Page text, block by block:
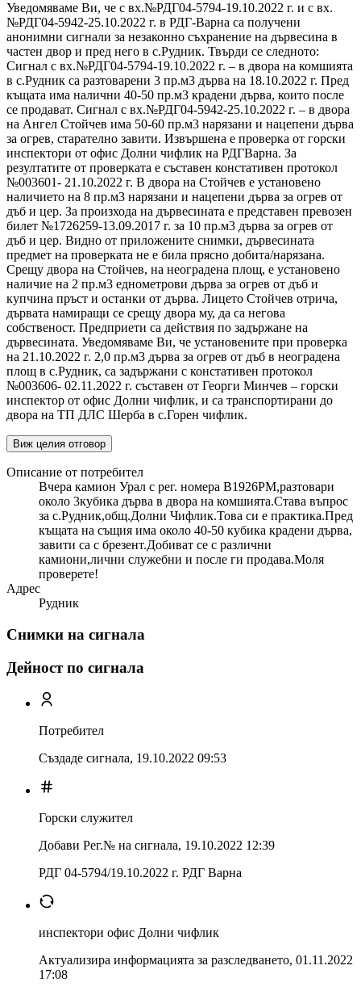
Уведомяваме Ви, че с вх.№РДГ04-5794-19.10.2022 г. и с вх.
№РДГ04-5942-25.10.2022 г. в РДГ-Варна са получени
анонимни сигнали за незаконно съхранение на дървесина в
частен двор и пред него в с.Рудник. Твърди се следното:
Сигнал с вх.№РДГ04-5794-19.10.2022 г. – в двора на комшията
в с.Рудник са разтоварени 3 пр.м3 дърва на 18.10.2022 г. Пред
къщата има налични 40-50 пр.м3 крадени дърва, които после
се продават. Сигнал с вх.№РДГ04-5942-25.10.2022 г. – в двора
на Ангел Стойчев има 50-60 пр.м3 нарязани и нацепени дърва
за огрев, старателно завити. Извършена е проверка от горски
инспектори от офис Долни чифлик на РДГВарна. За
резултатите от проверката е съставен констативен протокол
№003601- 21.10.2022 г. В двора на Стойчев е установено
наличието на 8 пр.м3 нарязани и нацепени дърва за огрев от
дъб и цер. За произхода на дървесината е представен превозен
билет №1726259-13.09.2017 г. за 10 пр.м3 дърва за огрев от
дъб и цер. Видно от приложените снимки, дървесината
предмет на проверката не е била прясно добита/нарязана.
Срещу двора на Стойчев, на неоградена площ, е установено
наличие на 2 пр.м3 еднометрови дърва за огрев от дъб и
купчина пръст и останки от дърва. Лицето Стойчев отрича,
дървата намиращи се срещу двора му, да са негова
собственост. Предприети са действия по задържане на
дървесината. Уведомяваме Ви, че установените при проверка
на 21.10.2022 г. 2,0 пр.м3 дърва за огрев от дъб в неоградена
площ в с.Рудник, са задържани с констативен протокол
№003606- 02.11.2022 г. съставен от Георги Минчев – горски
инспектор от офис Долни чифлик, и са транспортирани до
двора на ТП ДЛС Шерба в с.Горен чифлик.
Виж целия отговор
Описание от потребител
Вчера камион Урал с рег. номера В1926РМ,разтовари
около 3кубика дърва в двора на комшията.Става въпрос
за с.Рудник,общ.Долни Чифлик.Това си е практика.Пред
къщата на същия има около 40-50 кубика крадени дърва,
завити са с брезент.Добиват се с различни
камиони,лични служебни и после ги продава.Моля
проверете!
Адрес
Рудник
Снимки на сигнала
Дейност по сигнала
Потребител
Създаде сигнала, 19.10.2022 09:53
Горски служител
Добави Рег.№ на сигнала, 19.10.2022 12:39
РДГ 04-5794/19.10.2022 г. РДГ Варна
инспектори офис Долни чифлик
Актуализира информацията за разследването, 01.11.2022
17:08